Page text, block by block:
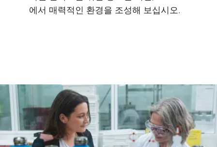
에서 매력적인 환경을 조성해 보십시오.